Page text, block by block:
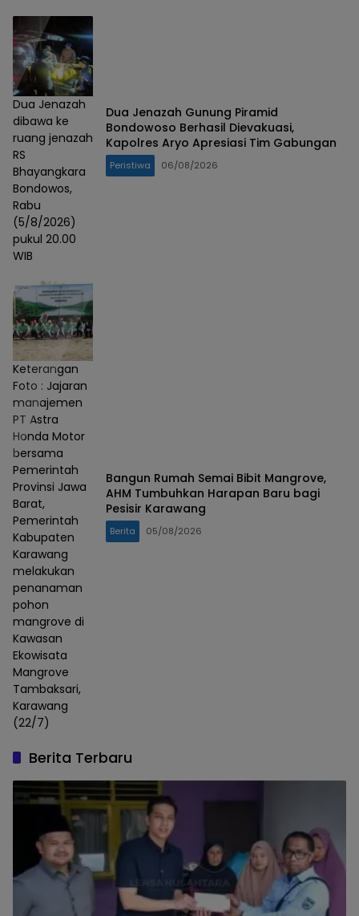
Dua Jenazah
dibawa ke
ruang jenazah
RS
Bhayangkara
Bondowos,
Rabu
(5/8/2026)
pukul 20.00
WIB
Dua Jenazah Gunung Piramid
Bondowoso Berhasil Dievakuasi,
Kapolres Aryo Apresiasi Tim Gabungan
Peristiwa 06/08/2026
Keterangan
Foto : Jajaran
manajemen
PT Astra
Honda Motor
bersama
Pemerintah
Provinsi Jawa
Barat,
Pemerintah
Kabupaten
Karawang
melakukan
penanaman
pohon
mangrove di
Kawasan
Ekowisata
Mangrove
Tambaksari,
Karawang
(22/7)
Bangun Rumah Semai Bibit Mangrove,
AHM Tumbuhkan Harapan Baru bagi
Pesisir Karawang
Berita 05/08/2026
Berita Terbaru